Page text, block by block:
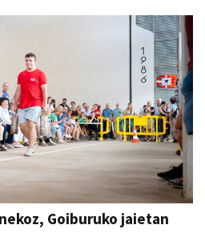
Goiburuko jaietan